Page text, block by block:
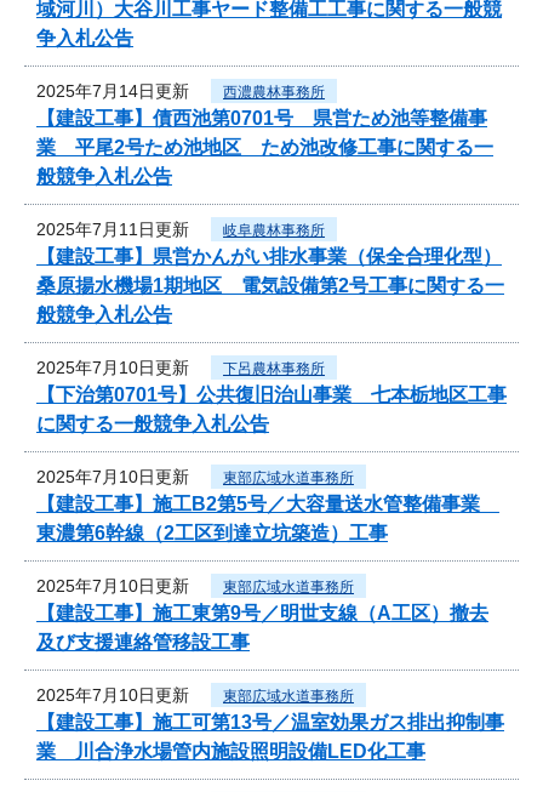
域河川）大谷川工事ヤード整備工工事に関する一般競
争入札公告
2025年7月14日更新 西濃農林事務所
【建設工事】債西池第0701号 県営ため池等整備事
業 平尾2号ため池地区 ため池改修工事に関する一
般競争入札公告
2025年7月11日更新 岐阜農林事務所
【建設工事】県営かんがい排水事業（保全合理化型）
桑原揚水機場1期地区 電気設備第2号工事に関する一
般競争入札公告
2025年7月10日更新 下呂農林事務所
【下治第0701号】公共復旧治山事業 七本栃地区工事
に関する一般競争入札公告
2025年7月10日更新 東部広域水道事務所
【建設工事】施工B2第5号／大容量送水管整備事業
東濃第6幹線（2工区到達立坑築造）工事
2025年7月10日更新 東部広域水道事務所
【建設工事】施工東第9号／明世支線（A工区）撤去
及び支援連絡管移設工事
2025年7月10日更新 東部広域水道事務所
【建設工事】施工可第13号／温室効果ガス排出抑制事
業 川合浄水場管内施設照明設備LED化工事